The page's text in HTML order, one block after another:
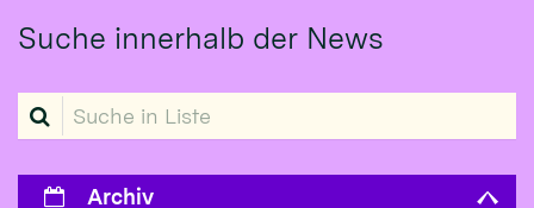
Suche innerhalb der News
Suche in Liste
Archiv